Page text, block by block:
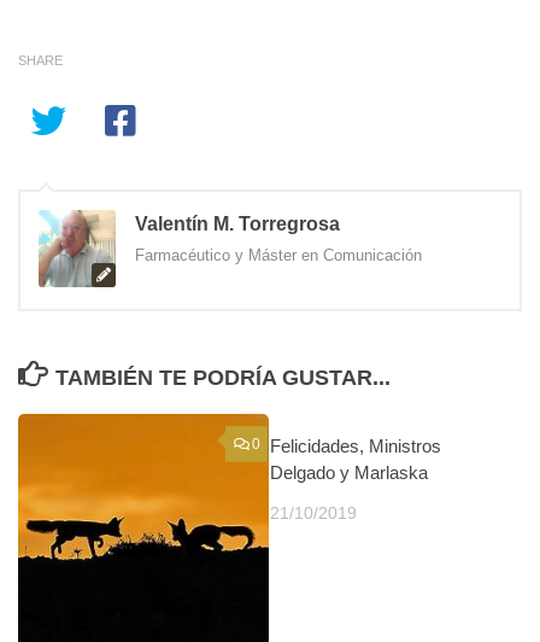
SHARE
Valentín M. Torregrosa
Farmacéutico y Máster en Comunicación
TAMBIÉN TE PODRÍA GUSTAR...
0
Felicidades, Ministros
Delgado y Marlaska
21/10/2019